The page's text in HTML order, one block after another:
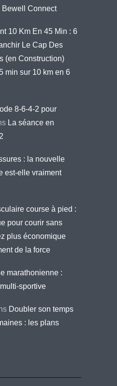
Bewell Connect
10 Km En 45 Min : 6
Le Cap Des
(en Construction)
min sur 10 km en 6
8-6-4-2 pour
La séance en
: la nouvelle
est-elle vraiment
course à pied :
pour courir sans
plus économique
de la force
marathonienne :
sportive
Doubler son temps
: les plans